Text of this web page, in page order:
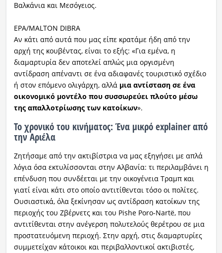
Βαλκάνια και Μεσόγειος.
EPA/MALTON DIBRA
Αν κάτι από αυτά που μας είπε κρατάμε ήδη από την
αρχή της κουβέντας, είναι το εξής: «Για εμένα, η
διαμαρτυρία δεν αποτελεί απλώς μια οργισμένη
αντίδραση απέναντι σε ένα αδιαφανές τουριστικό σχέδιο
ή στον επόμενο ολιγάρχη, αλλάμια αντίσταση σε ένα
οικονομικό μοντέλο που συσσωρεύει πλούτο μέσω
της απαλλοτρίωσης των κατοίκων».
Το χρονικό του κινήματος: Ένα μικρό explainer από
την Αριέλα
Ζητήσαμε από την ακτιβίστρια να μας εξηγήσει με απλά
λόγια όσα εκτυλίσσονται στην Αλβανία: τι περιλαμβάνει η
επένδυση που συνδέεται με την οικογένεια Τραμπ και
γιατί είναι κάτι στο οποίο αντιτίθενται τόσο οι πολίτες.
Ουσιαστικά, όλα ξεκίνησαν ως αντίδραση κατοίκων της
περιοχής του Ζβέρνετς και του Pishe Poro-Nartë, που
αντιτίθενται στην ανέγερση πολυτελούς θερέτρου σε μια
προστατευόμενη περιοχή. Στην αρχή, στις διαμαρτυρίες
συμμετείχαν κάτοικοι και περιβαλλοντικοί ακτιβιστές,